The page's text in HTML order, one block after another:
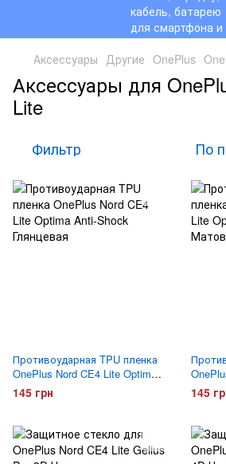
Аксессуары Другие OnePlus
Аксессуары для
Lite
Фильтр По
Противоударная TPU пленка
OnePlus Nord CE4 Lite Optima
Anti-Shock Глянцевая
145 грн
Anti-
145